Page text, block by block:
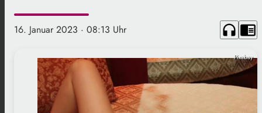
16. Januar 2023 · 08:13 Uhr headphones chrome_reader_mode
Pixabay